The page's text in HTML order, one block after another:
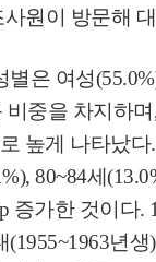
원이 방문해
별은 여성
비중을 차지하며
높게 나타났다
80~84세
증가한 것이다.
(1955~1963년생)